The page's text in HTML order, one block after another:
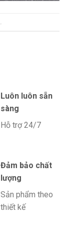
Luôn luôn sẵn
sàng
Hỗ trợ 24/7
Đảm bảo chất
lượng
Sản phẩm theo
thiết kế